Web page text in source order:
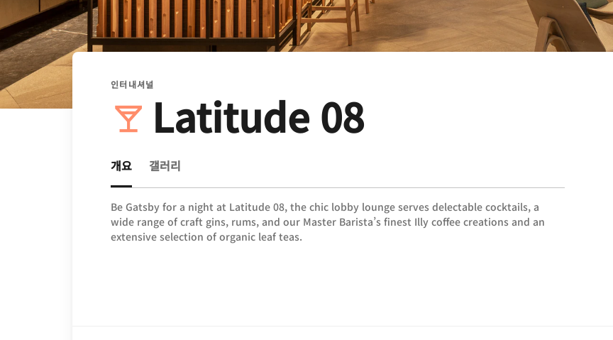
인터내셔널
Latitude 08
개요 갤러리
Be Gatsby for a night at Latitude 08, the chic lobby lounge serves delectable cocktails, a
wide range of craft gins, rums, and our Master Barista’s finest Illy coffee creations and an
extensive selection of organic leaf teas.